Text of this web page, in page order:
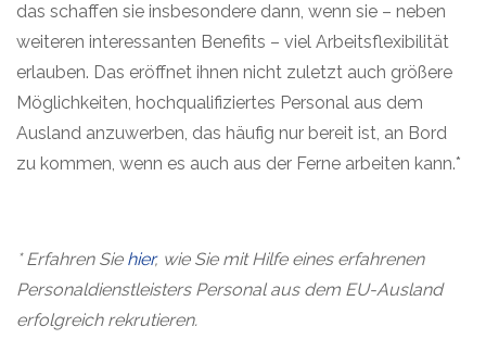
das schaffen sie insbesondere dann, wenn sie – neben
weiteren interessanten Benefits – viel Arbeitsflexibilität
erlauben. Das eröffnet ihnen nicht zuletzt auch größere
Möglichkeiten, hochqualifiziertes Personal aus dem
Ausland anzuwerben, das häufig nur bereit ist, an Bord
zu kommen, wenn es auch aus der Ferne arbeiten kann.*
* Erfahren Sie hier, wie Sie mit Hilfe eines erfahrenen
Personaldienstleisters Personal aus dem EU-Ausland
erfolgreich rekrutieren.